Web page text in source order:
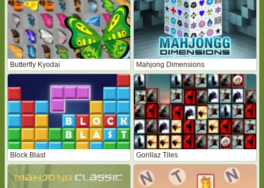
Butterfly Kyodai Mahjong Dimensions
Block Blast Gorillaz Tiles